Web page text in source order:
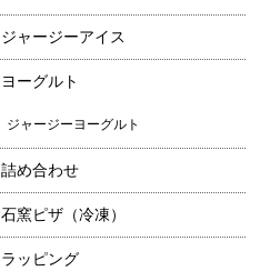
ジャージーアイス
ヨーグルト
ジャージーヨーグルト
詰め合わせ
石窯ピザ（冷凍）
ラッピング